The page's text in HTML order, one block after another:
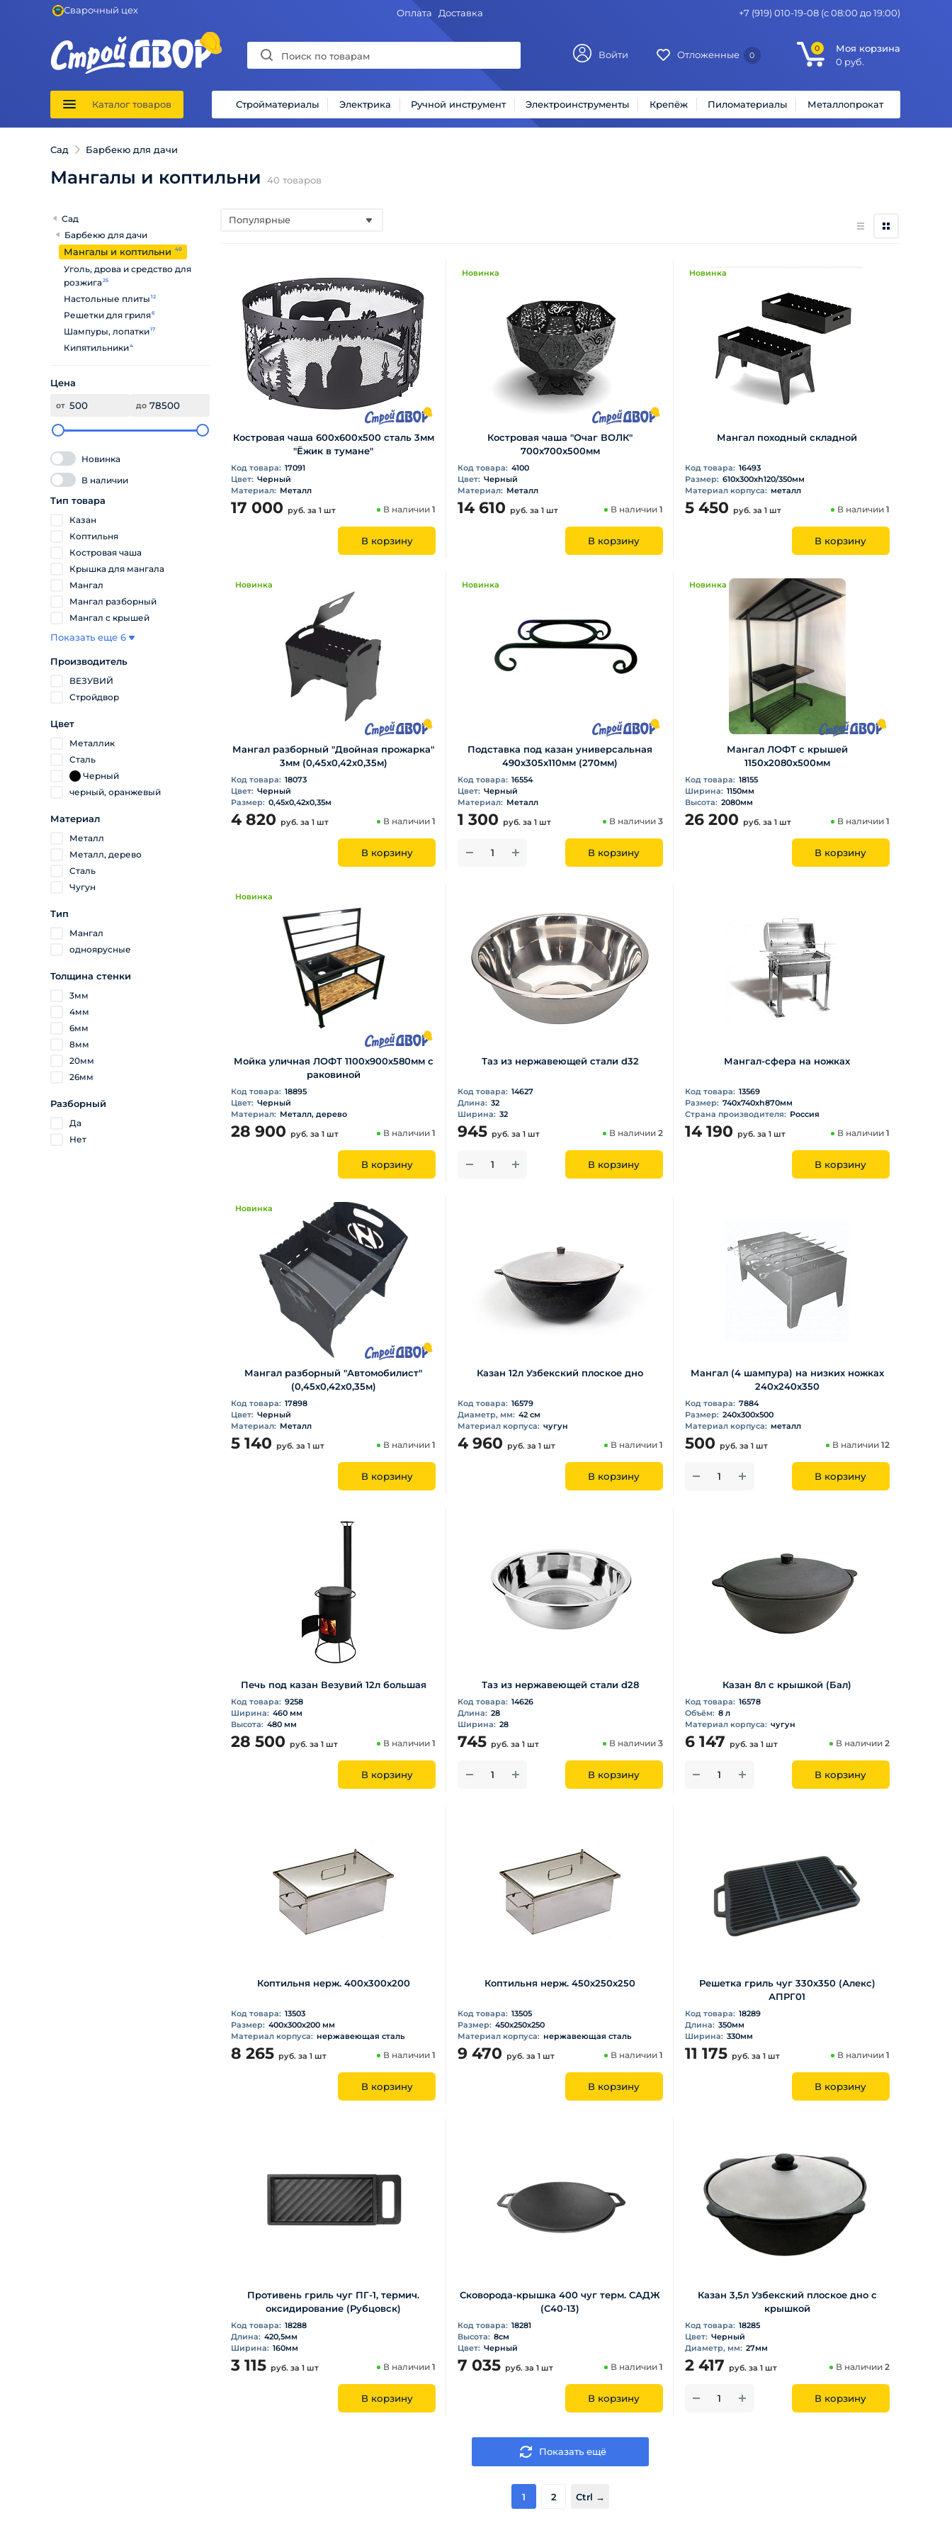
Сварочный цех Оплата Доставка +7 (919) 010-19-08 (с 08:00 до 19:00)
Войти Отложенные 0
0
Моя корзина
0 руб.
Каталог товаров Стройматериалы Электрика Ручной инструмент Электроинструменты Крепёж Пиломатериалы Металлопрокат
Сад Барбекю для дачи
Мангалы и коптильни 40 товаров
Сад
Барбекю для дачи
Мангалы и коптильни 40
Уголь, дрова и средство для
розжига25
Настольные плиты 12
Решетки для гриля6
Шампуры, лопатки17
Кипятильники4
Цена
от до
Новинка
В наличии
Тип товара
Казан
Коптильня
Костровая чаша
Крышка для мангала
Мангал
Мангал разборный
Мангал с крышей
Показать еще 6
Производитель
ВЕЗУВИЙ
Стройдвор
Цвет
Металлик
Сталь
Черный
черный, оранжевый
Материал
Металл
Металл, дерево
Сталь
Чугун
Тип
Мангал
одноярусные
Толщина стенки
3мм
4мм
6мм
8мм
20мм
26мм
Разборный
Да
Нет
Популярные
Костровая чаша 600х600х500 сталь 3мм
"Ёжик в тумане"
Код товара: 17091
Цвет: Черный
Материал: Металл
17 000 руб. за 1 шт В наличии1
В корзину
Новинка
Костровая чаша "Очаг ВОЛК"
700х700х500мм
Код товара: 4100
Цвет: Черный
Материал: Металл
14 610 руб.за 1 шт В наличии 1
В корзину
Новинка
Мангал походный складной
Код товара: 16493
Размер: 610х300хh120/350мм
Материал корпуса: металл
5 450 руб. за 1 шт В наличии 1
В корзину
Новинка
Мангал разборный "Двойная прожарка"
3мм (0,45х0,42х0,35м)
Код товара: 18073
Цвет: Черный
Размер: 0,45х0,42х0,35м
4 820 руб. за 1 шт В наличии1
В корзину
Новинка
Подставка под казан универсальная
490х305х110мм (270мм)
Код товара: 16554
Цвет: Черный
Материал: Металл
1 300 руб.за 1 шт В наличии 3
В корзину
Новинка
Мангал ЛОФТ с крышей
1150х2080х500мм
Код товара: 18155
Ширина: 1150мм
Высота: 2080мм
26 200 руб. за 1 шт В наличии 1
В корзину
Новинка
Мойка уличная ЛОФТ 1100х900х580мм с
раковиной
Код товара: 18895
Цвет: Черный
Материал: Металл, дерево
28 900 руб. за 1 шт В наличии1
В корзину
Таз из нержавеющей стали d32
Код товара: 14627
Длина: 32
Ширина: 32
945 руб.за 1 шт В наличии 2
В корзину
Мангал-сфера на ножках
Код товара: 13569
Размер: 740х740хh870мм
Страна производителя: Россия
14 190 руб. за 1 шт В наличии 1
В корзину
Новинка
Мангал разборный "Автомобилист"
(0,45х0,42х0,35м)
Код товара: 17898
Цвет: Черный
Материал: Металл
5 140 руб. за 1 шт В наличии1
В корзину
Казан 12л Узбекский плоское дно
Код товара: 16579
Диаметр, мм: 42 см
Материал корпуса: чугун
4 960 руб.за 1 шт В наличии 1
В корзину
Мангал (4 шампура) на низких ножках
240х240х350
Код товара: 7884
Размер: 240х300х500
Материал корпуса: металл
500 руб. за 1 шт В наличии 12
В корзину
Печь под казан Везувий 12л большая
Код товара: 9258
Ширина: 460 мм
Высота: 480 мм
28 500 руб. за 1 шт В наличии1
В корзину
Таз из нержавеющей стали d28
Код товара: 14626
Длина: 28
Ширина: 28
745 руб.за 1 шт В наличии 3
В корзину
Казан 8л с крышкой (Бал)
Код товара: 16578
Объём: 8 л
Материал корпуса: чугун
6 147 руб. за 1 шт В наличии 2
В корзину
Коптильня нерж. 400х300х200
Код товара: 13503
Размер: 400х300х200 мм
Материал корпуса: нержавеющая сталь
8 265 руб. за 1 шт В наличии1
В корзину
Коптильня нерж. 450х250х250
Код товара: 13505
Размер: 450х250х250
Материал корпуса: нержавеющая сталь
9 470 руб.за 1 шт В наличии 1
В корзину
Решетка гриль чуг 330х350 (Алекс)
АПРГ01
Код товара: 18289
Длина: 350мм
Ширина: 330мм
11 175 руб. за 1 шт В наличии 1
В корзину
Противень гриль чуг ПГ-1, термич.
оксидирование (Рубцовск)
Код товара: 18288
Длина: 420,5мм
Ширина: 160мм
3 115 руб. за 1 шт В наличии1
В корзину
Сковорода-крышка 400 чуг терм. САДЖ
(С40-13)
Код товара: 18281
Высота: 8см
Цвет: Черный
7 035 руб.за 1 шт В наличии 1
В корзину
Казан 3,5л Узбекский плоское дно с
крышкой
Код товара: 18285
Цвет: Черный
Диаметр, мм: 27мм
2 417 руб. за 1 шт В наличии 2
В корзину
Показать ещё
1 2 Ctrl →